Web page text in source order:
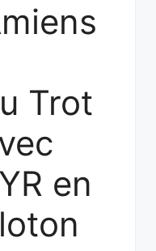
Trot
en